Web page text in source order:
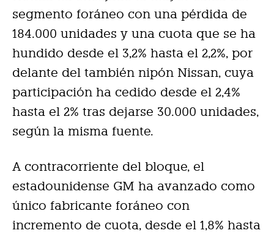
segmento foráneo con una pérdida de
184.000 unidades y una cuota que se ha
hundido desde el 3,2% hasta el 2,2%, por
delante del también nipón Nissan, cuya
participación ha cedido desde el 2,4%
hasta el 2% tras dejarse 30.000 unidades,
según la misma fuente.
A contracorriente del bloque, el
estadounidense GM ha avanzado como
único fabricante foráneo con
incremento de cuota, desde el 1,8% hasta